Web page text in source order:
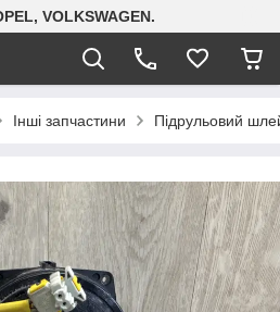
VOLKSWAGEN.
Інші запчастини Підрульовий